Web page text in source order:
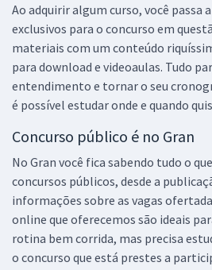
Ao adquirir algum curso, você passa
exclusivos para o concurso em
materiais com um conteúdo
para download e videoaulas. Tudo
entendimento e tornar o seu
é possível estudar onde e quando
Concurso público é no Gran
No Gran você fica sabendo tudo o
concursos públicos, desde a
informações sobre as vagas
online que oferecemos são ideais
rotina bem corrida, mas precisa
o concurso que está prestes a